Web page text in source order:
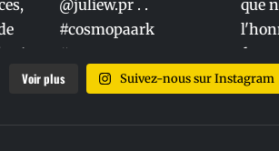
Voir plus Suivez-nous sur Instagram